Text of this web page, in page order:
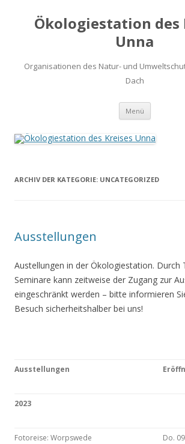
Ökologiestation des
Unna
Organisationen des Natur- und
Dach
Menü Zum
springen
ARCHIV DER KATEGORIE: UNCATEGORIZED
Ausstellungen
Austellungen in der Ökologiestation. Durch
Seminare kann zeitweise der Zugang zur
eingeschränkt werden – bitte informieren
Besuch sicherheitshalber bei uns!
Ausstellungen
2023
Fotoreise: Worpswede
Do.